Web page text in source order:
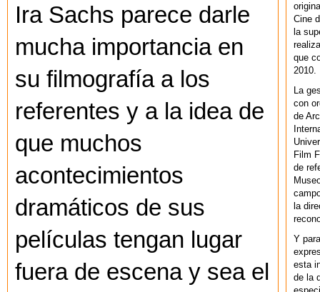
Ira Sachs parece darle
mucha importancia en
su filmografía a los
referentes y a la idea de
que muchos
acontecimientos
dramáticos de sus
películas tengan lugar
fuera de escena y sea el
Cine
la
que
2010.
La
con
de
Film
de
la
Y
esta
de la